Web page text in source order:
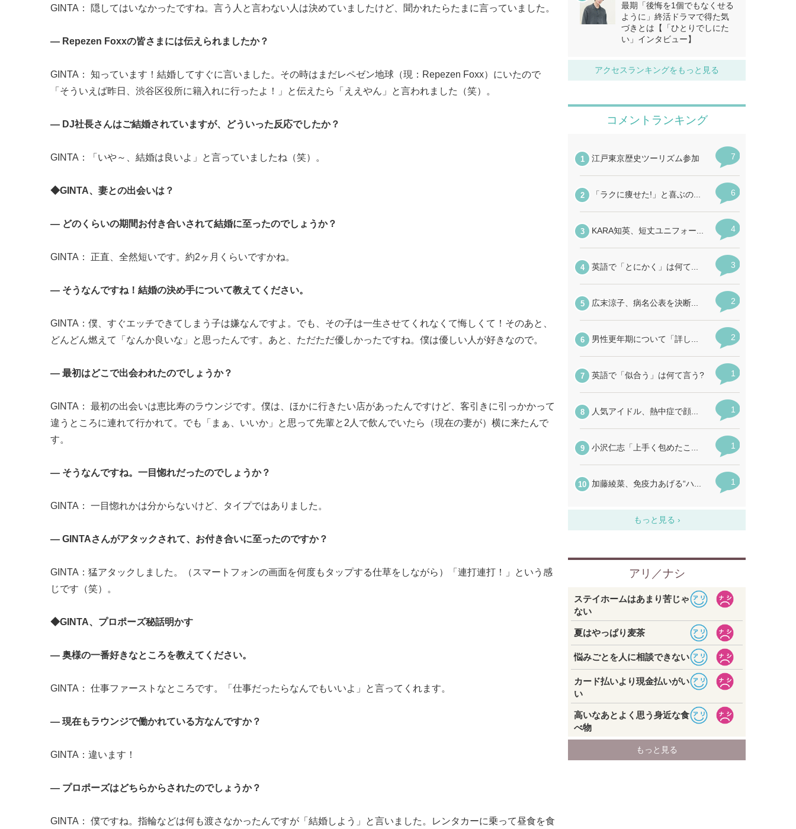
GINTA： 隠してはいなかったですね。言う人と言わない人は決めていましたけど、聞かれたらたまに言っていました。
― Repezen Foxxの皆さまには伝えられましたか？
GINTA： 知っています！結婚してすぐに言いました。その時はまだレペゼン地球（現：Repezen Foxx）にいたので
「そういえば昨日、渋谷区役所に籍入れに行ったよ！」と伝えたら「ええやん」と言われました（笑）。
― DJ社長さんはご結婚されていますが、どういった反応でしたか？
GINTA：「いや～、結婚は良いよ」と言っていましたね（笑）。
◆GINTA、妻との出会いは？
― どのくらいの期間お付き合いされて結婚に至ったのでしょうか？
GINTA： 正直、全然短いです。約2ヶ月くらいですかね。
― そうなんですね！結婚の決め手について教えてください。
GINTA：僕、すぐエッチできてしまう子は嫌なんですよ。でも、その子は一生させてくれなくて悔しくて！そのあと、
どんどん燃えて「なんか良いな」と思ったんです。あと、ただただ優しかったですね。僕は優しい人が好きなので。
― 最初はどこで出会われたのでしょうか？
GINTA： 最初の出会いは恵比寿のラウンジです。僕は、ほかに行きたい店があったんですけど、客引きに引っかかって
違うところに連れて行かれて。でも「まぁ、いいか」と思って先輩と2人で飲んでいたら（現在の妻が）横に来たんで
す。
― そうなんですね。一目惚れだったのでしょうか？
GINTA： 一目惚れかは分からないけど、タイプではありました。
― GINTAさんがアタックされて、お付き合いに至ったのですか？
GINTA：猛アタックしました。（スマートフォンの画面を何度もタップする仕草をしながら）「連打連打！」という感
じです（笑）。
◆GINTA、プロポーズ秘話明かす
― 奥様の一番好きなところを教えてください。
GINTA： 仕事ファーストなところです。「仕事だったらなんでもいいよ」と言ってくれます。
― 現在もラウンジで働かれている方なんですか？
GINTA：違います！
― プロポーズはどちらからされたのでしょうか？
GINTA： 僕ですね。指輪などは何も渡さなかったんですが「結婚しよう」と言いました。レンタカーに乗って昼食を食
最期「後悔を1個でもなくせる
ように」終活ドラマで得た気
づきとは【「ひとりでしにた
い」インタビュー】
アクセスランキングをもっと見る